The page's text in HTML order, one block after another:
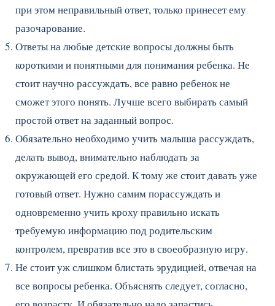
при этом неправильный ответ, только принесет ему
разочарование.
Ответы на любые детские вопросы должны быть
короткими и понятными для понимания ребенка. Не
стоит научно рассуждать, все равно ребенок не
сможет этого понять. Лучше всего выбирать самый
простой ответ на заданный вопрос.
Обязательно необходимо учить малыша рассуждать,
делать вывод, внимательно наблюдать за
окружающей его средой. К тому же стоит давать уже
готовый ответ. Нужно самим порассуждать и
одновременно учить кроху правильно искать
требуемую информацию под родительским
контролем, превратив все это в своеобразную игру.
Не стоит уж слишком блистать эрудицией, отвечая на
все вопросы ребенка. Объяснять следует, согласно,